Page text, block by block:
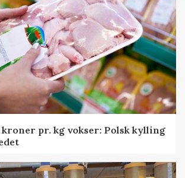
kroner pr. kg vokser: Polsk kylling